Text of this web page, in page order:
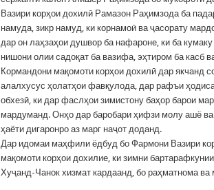
Вазири корҳои дохилӣ Рамазон Раҳимзода ба
намуда, зикр намуд, ки корнамоӣ ва ҷасорату
дар он лаҳзаҳои душвор ба нафароне, ки ба
нишони олии садоқат ба вазифа, эҳтиром ба касб
Кормандони мақомоти корҳои дохилӣ дар якчанд
алалхусус ҳолатҳои фавқулода, дар рафъи
обхезӣ, ки дар фаслҳои зимистону баҳор барои
мардуманд. Онҳо дар баробари ҳифзи молу ашё
ҳаёти дигаронро аз марг наҷот доданд.
Дар идомаи маҳфили ёдбуд бо Фармони Вазири
мақомоти корҳои дохилие, ки зимни
Хуҷанд-Чанок хизмат кардаанд, бо раҳматнома